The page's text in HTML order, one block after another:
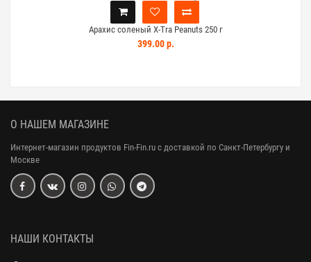
Арахис соленый X-Tra Peanuts 250 г
399.00 р.
О НАШЕМ МАГАЗИНЕ
Интернет-магазин продуктов Fin-Fin.ru с доставкой по Санкт-Петербургу и
Москве
НАШИ КОНТАКТЫ